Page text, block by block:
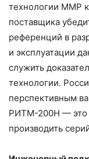
технологии ММР
поставщика
референций в
и эксплуатации
служить
технологии.
перспективным
РИТМ-200Н — это
производить